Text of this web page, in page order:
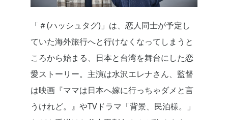
「＃(ハッシュタグ)」は、恋人同士が予定し
ていた海外旅行へと行けなくなってしまうと
ころから始まる、日本と台湾を舞台にした恋
愛ストーリー。主演は水沢エレナさん、監督
は映画『ママは日本へ嫁に行っちゃダメと言
うけれど。』やTVドラマ「背景、民泊様。」